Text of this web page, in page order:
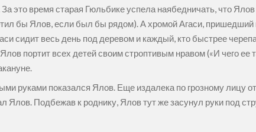
это время старая Гюльбике успела наябедничать, что
бы Ялов, если был бы рядом). А хромой Агаси, пришедший
сидит весь день под деревом и каждый, кто быстрее
портит всех детей своим строптивым нравом («И чего ее
руками показался Ялов. Еще издалека по грозному лицу
Ялов. Подбежав к роднику, Ялов тут же засунул руки под